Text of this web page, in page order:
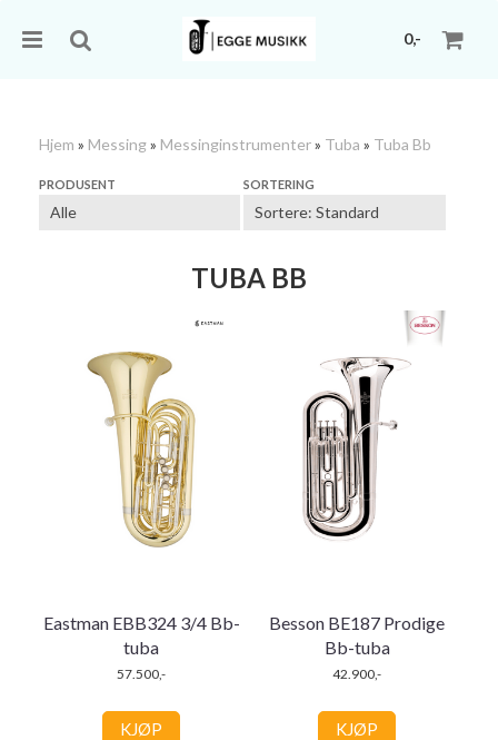
0,-
Hjem » Messing» Messinginstrumenter» Tuba » Tuba Bb
PRODUSENT SORTERING
TUBA BB
Eastman EBB324 3/4 Bb-
tuba
57.500,-
KJØP
Besson BE187 Prodige
Bb-tuba
42.900,-
KJØP